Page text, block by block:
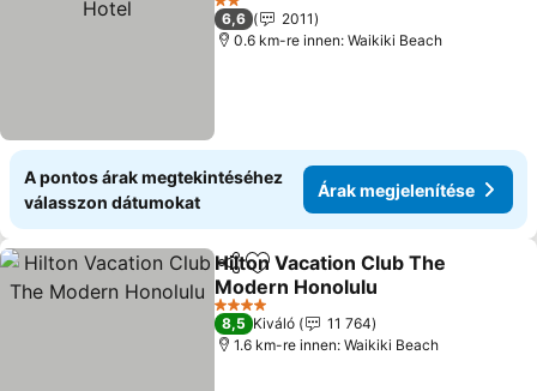
2 Kategória
6,6
2011
0.6 km-re innen: Waikiki Beach
A pontos árak megtekintéséhez
válasszon dátumokat
Árak megjelenítése
Megosztás
Hozzáadás a kedvencekhez
Hilton Vacation Club The
Modern Honolulu
Árak megjelenítése
4 Kategória
8,5 Kiváló
11 764
1.6 km-re innen: Waikiki Beach